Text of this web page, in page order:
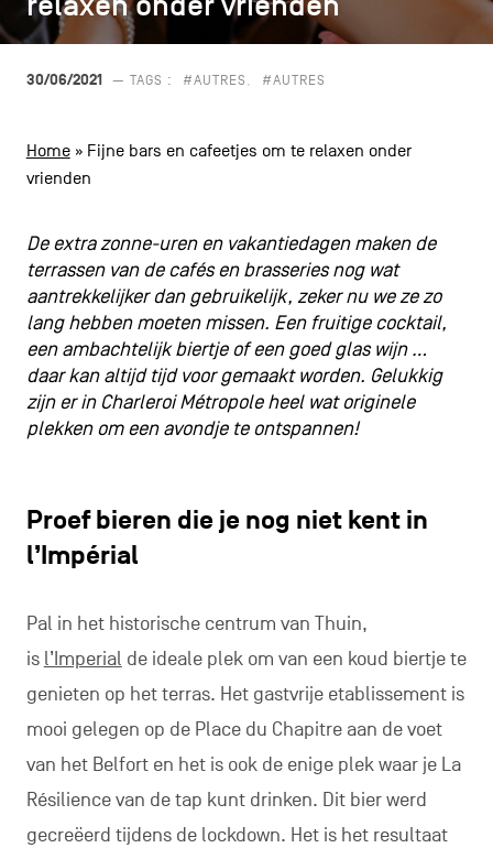
navigatie
PRIVACYBELEID
NL EN FR
30/06/2021 — TAGS : #AUTRES #AUTRES
Home» Fijne bars en cafeetjes om te relaxen onder
vrienden
De extra zonne-uren en vakantiedagen maken de
terrassen van de cafés en brasseries nog wat
aantrekkelijker dan gebruikelijk, zeker nu we ze zo
lang hebben moeten missen. Een fruitige cocktail,
een ambachtelijk biertje of een goed glas wijn …
daar kan altijd tijd voor gemaakt worden. Gelukkig
zijn er in Charleroi Métropole heel wat originele
plekken om een avondje te ontspannen!
Proef bieren die je nog niet kent in
l’Impérial
Pal in het historische centrum van Thuin,
is l’Imperial de ideale plek om van een koud biertje te
genieten op het terras. Het gastvrije etablissement is
mooi gelegen op de Place du Chapitre aan de voet
van het Belfort en het is ook de enige plek waar je La
Résilience van de tap kunt drinken. Dit bier werd
gecreëerd tijdens de lockdown. Het is het resultaat